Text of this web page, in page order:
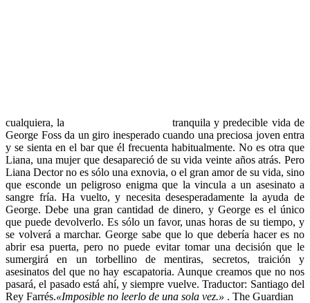
cualquiera, la
tranquila y predecible vida de
George Foss da un giro inesperado cuando una preciosa joven entra
y se sienta en el bar que él frecuenta habitualmente. No es otra que
Liana, una mujer que desapareció de su vida veinte años atrás. Pero
Liana Dector no es sólo una exnovia, o el gran amor de su vida, sino
que esconde un peligroso enigma que la vincula a un asesinato a
sangre fría. Ha vuelto, y necesita desesperadamente la ayuda de
George. Debe una gran cantidad de dinero, y George es el único
que puede devolverlo. Es sólo un favor, unas horas de su tiempo, y
se volverá a marchar. George sabe que lo que debería hacer es no
abrir esa puerta, pero no puede evitar tomar una decisión que le
sumergirá en un torbellino de mentiras, secretos, traición y
asesinatos del que no hay escapatoria. Aunque creamos que no nos
pasará, el pasado está ahí, y siempre vuelve. Traductor: Santiago del
Rey Farrés.«Imposible no leerlo de una sola vez.» . The Guardian